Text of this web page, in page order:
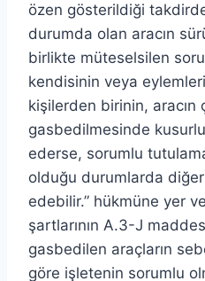
özen gösterildiği
durumda olan aracın
birlikte müteselsilen
kendisinin veya
kişilerden birinin, aracın
gasbedilmesinde kusurlu
ederse, sorumlu
olduğu durumlarda
edebilir.” hükmüne yer
şartlarının A.3-J
gasbedilen araçların
göre işletenin sorumlu